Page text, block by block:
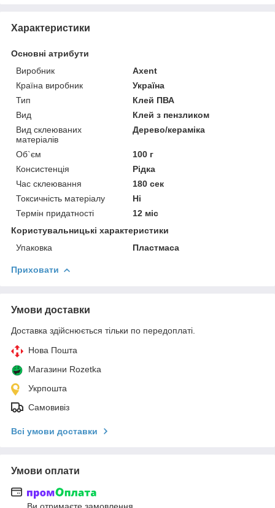
Характеристики
Основні атрибути
Виробник
Axent
Країна виробник
Україна
Тип
Клей ПВА
Вид
Клей з пензликом
Вид склеюваних
матеріалів
Дерево/кераміка
Об`єм
100 г
Консистенція
Рідка
Час склеювання
180 сек
Токсичність матеріалу
Ні
Термін придатності
12 міс
Користувальницькі характеристики
Упаковка
Пластмаса
Приховати
Умови доставки
Доставка здійснюється тільки по передоплаті.
Нова Пошта
Магазини Rozetka
Укрпошта
Самовивіз
Всі умови доставки
Умови оплати